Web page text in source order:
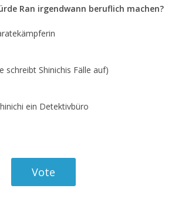
Ran irgendwann beruflich machen?
schreibt Shinichis Fälle auf)
ein Detektivbüro